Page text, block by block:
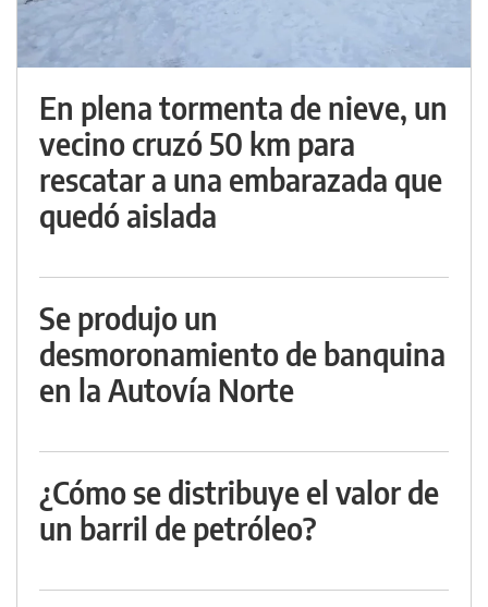
En plena tormenta de nieve, un
vecino cruzó 50 km para
rescatar a una embarazada que
quedó aislada
Se produjo un
desmoronamiento de banquina
en la Autovía Norte
¿Cómo se distribuye el valor de
un barril de petróleo?